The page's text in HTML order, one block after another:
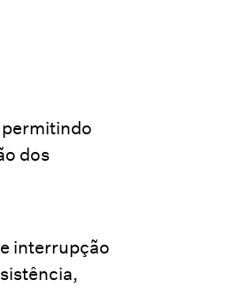
permitindo
dos
interrupção